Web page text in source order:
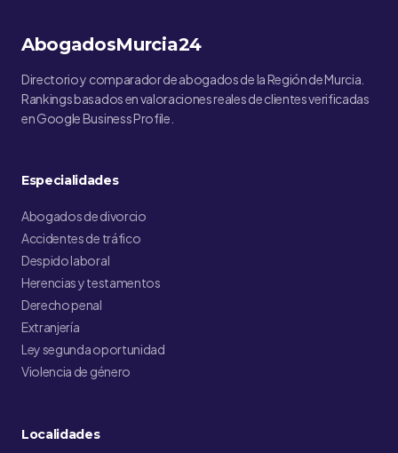
AbogadosMurcia24
Directorio y comparador de abogados de la Región de Murcia.
Rankings basados en valoraciones reales de clientes verificadas
en Google Business Profile.
Especialidades
Abogados de divorcio
Accidentes de tráfico
Despido laboral
Herencias y testamentos
Derecho penal
Extranjería
Ley segunda oportunidad
Violencia de género
Localidades